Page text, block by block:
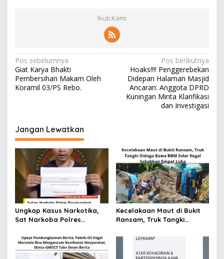
Ikuti Kami
N
a
v
a
s
i
p
s
Pos sebelumnya
Giat Karya Bhakti
Pembersihan Makam Oleh
Koramil 03/PS Rebo.
Pos berikutnya
Hoaks!!!! Penggerebekan
Didepan Halaman Masjid
Ancaran: Anggota DPRD
Kuningan Minta Klarifikasi
dan Investigasi
Jangan Lewatkan
Ungkap Kasus Narkotika,
Sat Narkoba Polres
Ganja Dari Tangan
Tersangka
Kecelakaan Maut di Bukit
Ransam, Truk Tangki
Ilegal Sebabkan Empat